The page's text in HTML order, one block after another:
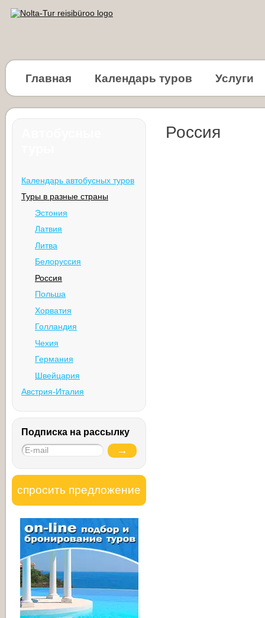
Главная Календарь туров Услуги
Календарь автобусных туров
Туры в разные страны
Эстония
Латвия
Литва
Белоруссия
Россия
Польша
Хорватия
Голландия
Чехия
Германия
Швейцария
Австрия-Италия
Подписка на рассылку
спросить предложение
Россия